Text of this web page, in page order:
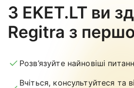
З EKET.LT ви
Regitra з
Розв’язуйте найновіші
Вчіться, консультуйтеся та